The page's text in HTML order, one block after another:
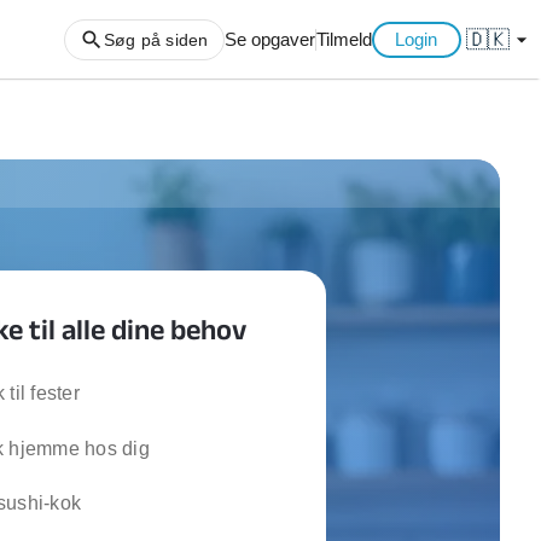
hvidevarer
Søg på siden Se opgaverTilmeld Login 🇩🇰 arrow_drop_down
til alle dine behov
til fester
hjemme hos dig
kok